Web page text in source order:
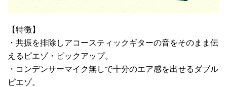
【特徴】
・共振を排除しアコースティックギターの音をそのまま伝
えるピエゾ・ピックアップ。
・コンデンサーマイク無しで十分のエア感を出せるダブル
ピエゾ。